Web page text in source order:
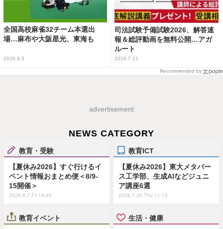
全国高校麻雀32チーム本選出
場…麻布や大阪星光、東海も
2026.8.5
司法試験予備試験2026、解答速
報＆総評動画を無料公開…アガ
ルート
2026.7.21
Recommended by
advertisement
NEWS CATEGORY
教育・受験
【夏休み2026】すぐ行けるイ
ベント情報おまとめ便＜8/9-
15開催＞
2026.8.7 Fri 19:45
教育ICT
【夏休み2026】東大メタバー
ス工学部、生成AIなどジュニ
ア講座6選
2026.7.30 Thu 11:15
教育イベント 生活・健康